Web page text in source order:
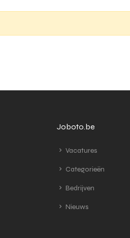
Joboto.be
Vacatures
Categorieën
Bedrijven
Nieuws